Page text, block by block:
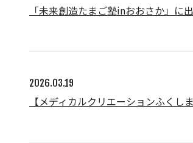
「未来創造たまご塾inおおさか」に
2026.03.19
【メディカルクリエーションふくし